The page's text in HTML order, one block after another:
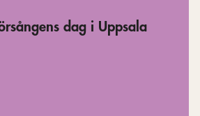
dag i Uppsala